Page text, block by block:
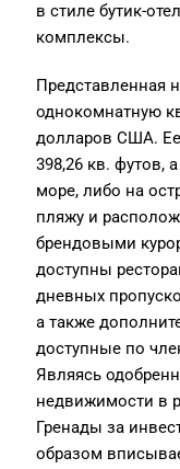
в стиле бутик-
комплексы.
Представленная
однокомнатную
долларов США. Ее
398,26 кв. футов,
море, либо на
пляжу и
брендовыми
доступны
дневных
а также
доступные по
Являясь
недвижимости в
Гренады за
образом